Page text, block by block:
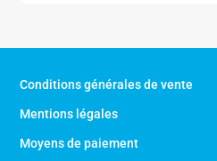
Conditions générales de vente
Mentions légales
Moyens de paiement